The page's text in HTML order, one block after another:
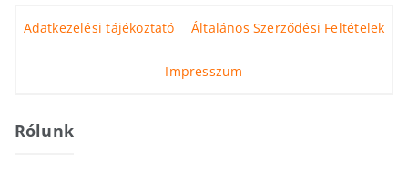
Adatkezelési tájékoztató Általános Szerződési Feltételek
Impresszum
Rólunk